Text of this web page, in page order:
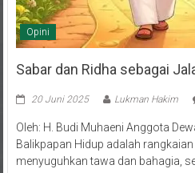
Opini
Sabar dan Ridha sebagai
Balikpapan Hidup adalah
menyuguhkan tawa dan bahagia,
mata